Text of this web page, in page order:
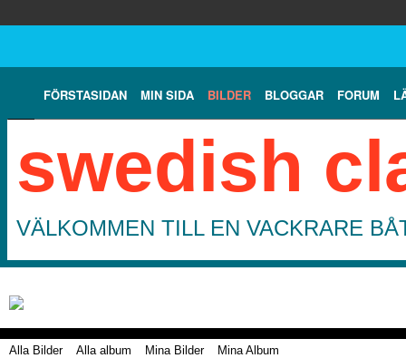
FÖRSTASIDAN MIN SIDA BILDER BLOGGAR FORUM
swedish
VÄLKOMMEN TILL EN VACKRARE
Alla Bilder Alla album Mina Bilder Mina Album